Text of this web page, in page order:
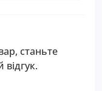
станьте